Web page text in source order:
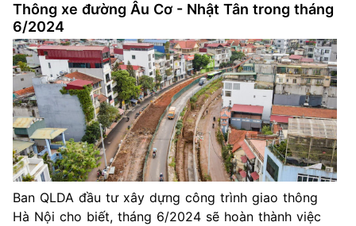
Thông xe đường Âu Cơ - Nhật Tân trong tháng
6/2024
Ban QLDA đầu tư xây dựng công trình giao thông
Hà Nội cho biết, tháng 6/2024 sẽ hoàn thành việc